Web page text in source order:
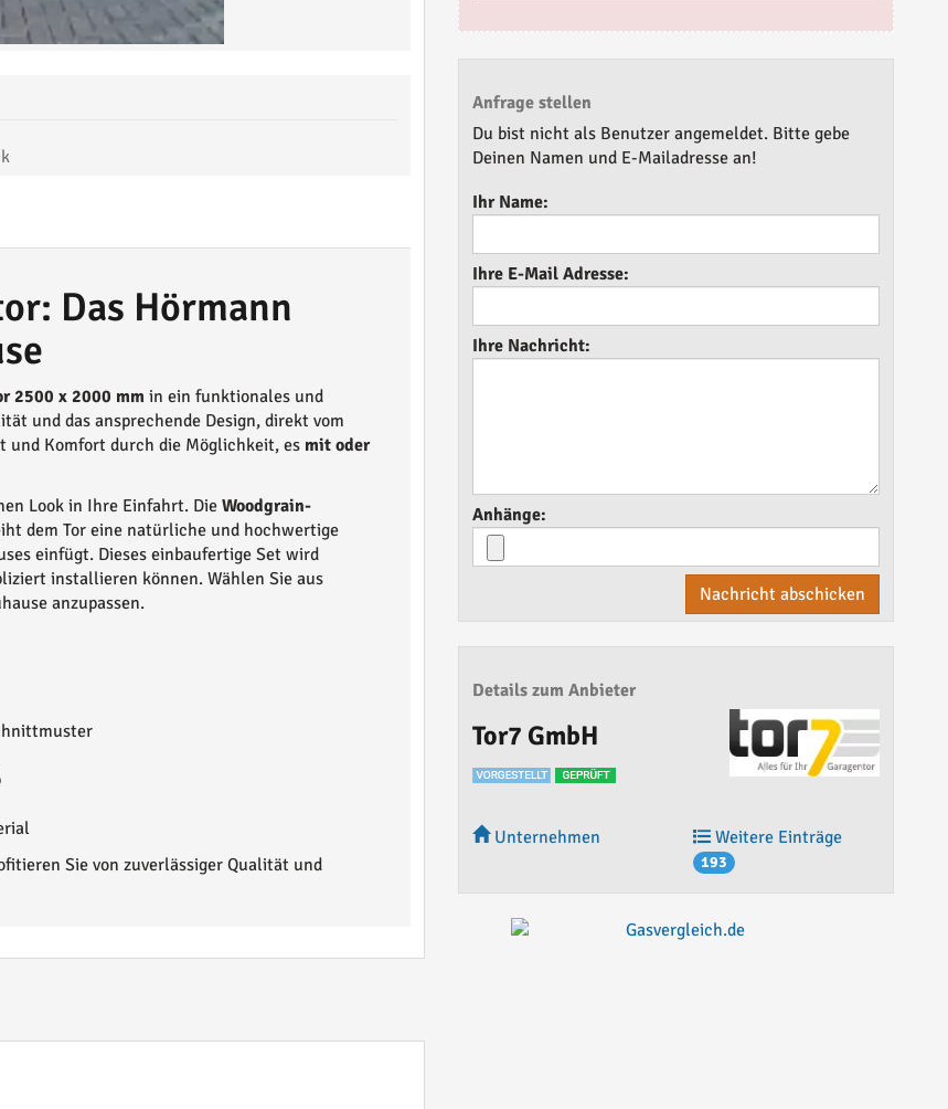
Das Hörmann
2500 x 2000 mmin ein funktionales und
und das ansprechende Design, direkt vom
Komfort durch die Möglichkeit, es mit oder
Look in Ihre Einfahrt. Die Woodgrain-
dem Tor eine natürliche und hochwertige
einfügt. Dieses einbaufertige Set wird
installieren können. Wählen Sie aus
anzupassen.
Sie von zuverlässiger Qualität und
Anfrage stellen
Du bist nicht als Benutzer angemeldet. Bitte gebe
Deinen Namen und E-Mailadresse an!
Ihr Name:
Ihre E-Mail Adresse:
Ihre Nachricht:
Anhänge:
Nachricht abschicken
Details zum Anbieter
Tor7 GmbH
Unternehmen Weitere Einträge
193